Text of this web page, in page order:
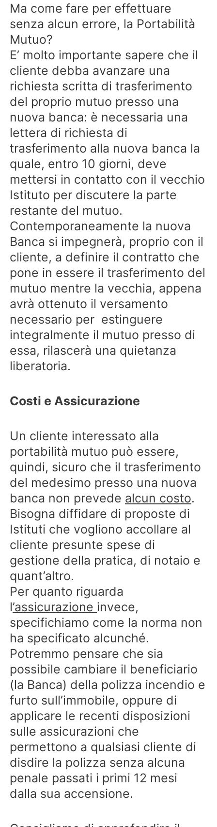
Ma come fare per effettuare
senza alcun errore, la Portabilità
Mutuo?
E’ molto importante sapere che il
cliente debba avanzare una
richiesta scritta di trasferimento
del proprio mutuo presso una
nuova banca: è necessaria una
lettera di richiesta di
trasferimento alla nuova banca la
quale, entro 10 giorni, deve
mettersi in contatto con il vecchio
Istituto per discutere la parte
restante del mutuo.
Contemporaneamente la nuova
Banca si impegnerà, proprio con il
cliente, a definire il contratto che
pone in essere il trasferimento del
mutuo mentre la vecchia, appena
avrà ottenuto il versamento
necessario per estinguere
integralmente il mutuo presso di
essa, rilascerà una quietanza
liberatoria.
Costi e Assicurazione
Un cliente interessato alla
portabilità mutuo può essere,
quindi, sicuro che il trasferimento
del medesimo presso una nuova
banca non prevede alcun costo.
Bisogna diffidare di proposte di
Istituti che vogliono accollare al
cliente presunte spese di
gestione della pratica, di notaio e
quant’altro.
Per quanto riguarda
l’assicurazione invece,
specifichiamo come la norma non
ha specificato alcunché.
Potremmo pensare che sia
possibile cambiare il beneficiario
(la Banca) della polizza incendio e
furto sull’immobile, oppure di
applicare le recenti disposizioni
sulle assicurazioni che
permettono a qualsiasi cliente di
disdire la polizza senza alcuna
penale passati i primi 12 mesi
dalla sua accensione.